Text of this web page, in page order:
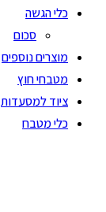
כלי הגשה
סכום
מוצרים נוספים
מטבחי חוץ
ציוד למסעדות
כלי מטבח